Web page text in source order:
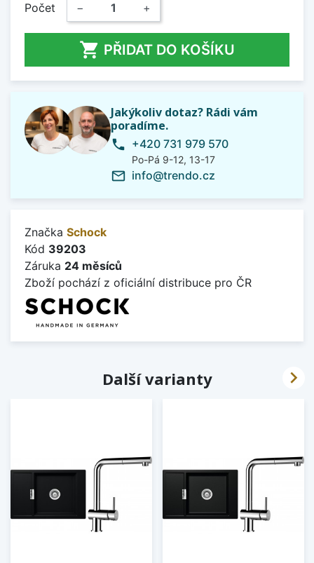
Počet − +
 PŘIDAT DO KOŠÍKU
Jakýkoliv dotaz? Rádi vám
poradíme.
phone +420 731 979 570
Po-Pá 9-12, 13-17
mail_outline info@trendo.cz
Značka Schock
Kód 39203
Záruka 24 měsíců
Zboží pochází z oficiální distribuce pro ČR
Další varianty 